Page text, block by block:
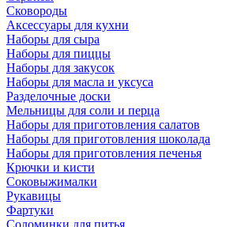
Сковороды
Аксессуары для кухни
Наборы для сыра
Наборы для пиццы
Наборы для закусок
Наборы для масла и уксуса
Разделочные доски
Мельницы для соли и перца
Наборы для приготовления салатов
Наборы для приготовления шоколада
Наборы для приготовления печенья
Крючки и кисти
Соковыжималки
Рукавицы
Фартуки
Соломинки для питья